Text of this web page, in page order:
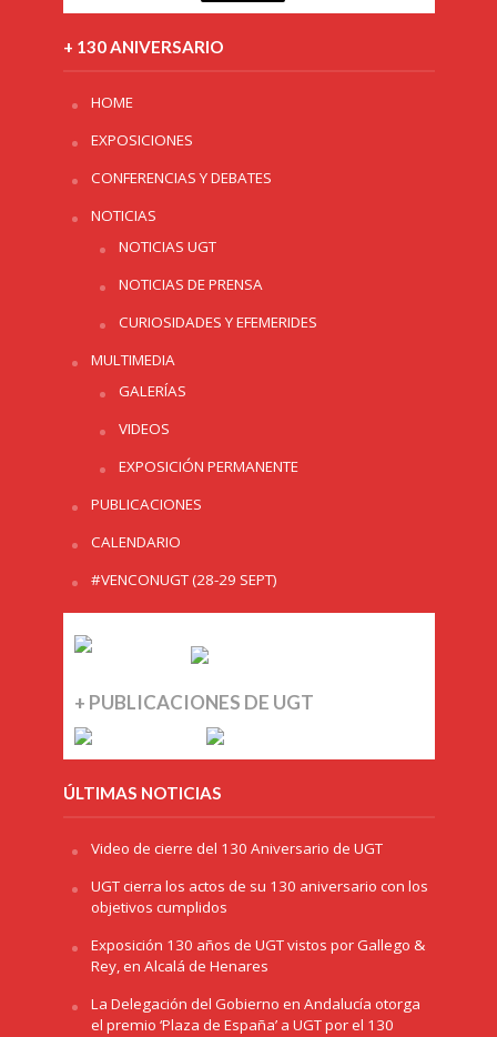
+ 130 ANIVERSARIO
HOME
EXPOSICIONES
CONFERENCIAS Y DEBATES
NOTICIAS
NOTICIAS UGT
NOTICIAS DE PRENSA
CURIOSIDADES Y EFEMERIDES
MULTIMEDIA
GALERÍAS
VIDEOS
EXPOSICIÓN PERMANENTE
PUBLICACIONES
CALENDARIO
#VENCONUGT (28-29 SEPT)
+ PUBLICACIONES DE UGT
ÚLTIMAS NOTICIAS
Video de cierre del 130 Aniversario de UGT
UGT cierra los actos de su 130 aniversario con los
objetivos cumplidos
Exposición 130 años de UGT vistos por Gallego &
Rey, en Alcalá de Henares
La Delegación del Gobierno en Andalucía otorga
el premio ‘Plaza de España’ a UGT por el 130